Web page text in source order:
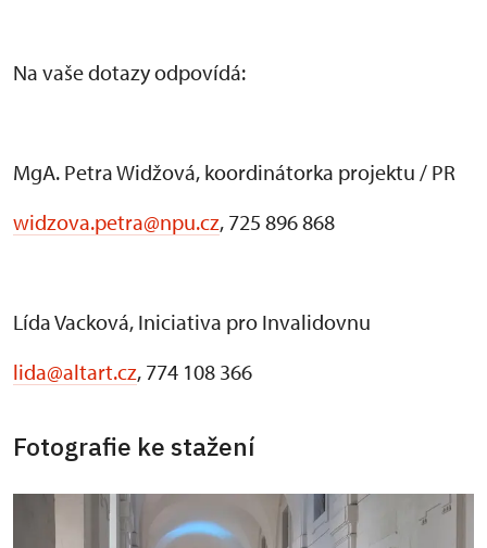
Na vaše dotazy odpovídá:
MgA. Petra Widžová, koordinátorka projektu / PR
widzova.petra@npu.cz, 725 896 868
Lída Vacková, Iniciativa pro Invalidovnu
lida@altart.cz, 774 108 366
Fotografie ke stažení